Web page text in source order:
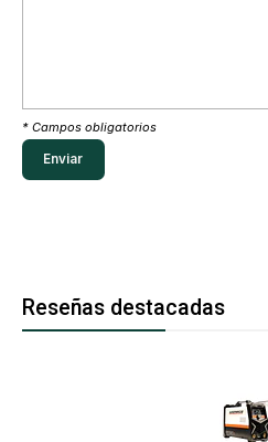
* Campos obligatorios
Reseñas destacadas